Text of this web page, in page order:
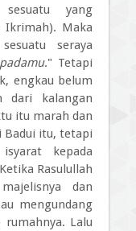
yang
Ikrimah). Maka
seraya
." Tetapi
engkau belum
dari kalangan
itu marah dan
itu, tetapi
kepada
Rasulullah
dan
mengundang
Lalu